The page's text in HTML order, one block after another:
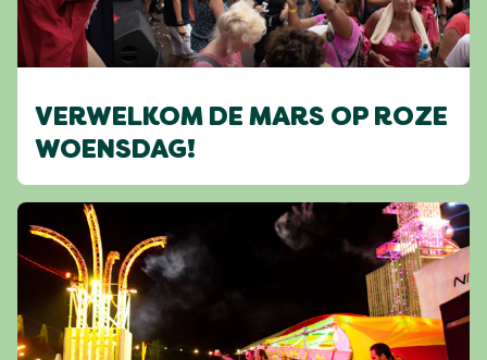
VERWELKOM DE MARS OP ROZE
WOENSDAG!